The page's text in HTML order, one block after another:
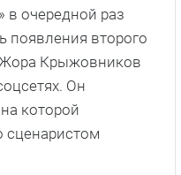
» в очередной раз
появления второго
Жора Крыжовников
Он
которой
сценаристом